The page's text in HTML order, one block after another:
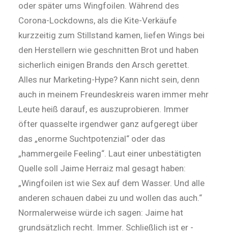
oder später ums Wingfoilen. Während des
Corona-Lockdowns, als die Kite-Verkäufe
kurzzeitig zum Stillstand kamen, liefen Wings bei
den Herstellern wie geschnitten Brot und haben
sicherlich einigen Brands den Arsch gerettet.
Alles nur Marketing-Hype? Kann nicht sein, denn
auch in meinem Freundeskreis waren immer mehr
Leute heiß darauf, es auszuprobieren. Immer
öfter quasselte irgendwer ganz aufgeregt über
das „enorme Suchtpotenzial“ oder das
„hammergeile Feeling“. Laut einer unbestätigten
Quelle soll Jaime Herraiz mal gesagt haben:
„Wingfoilen ist wie Sex auf dem Wasser. Und alle
anderen schauen dabei zu und wollen das auch.“
Normalerweise würde ich sagen: Jaime hat
grundsätzlich recht. Immer. Schließlich ist er ­